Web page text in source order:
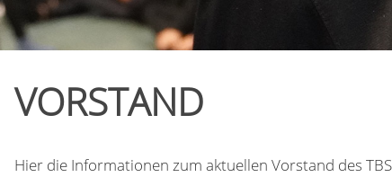
VORSTAND
Hier die Informationen zum aktuellen Vorstand des